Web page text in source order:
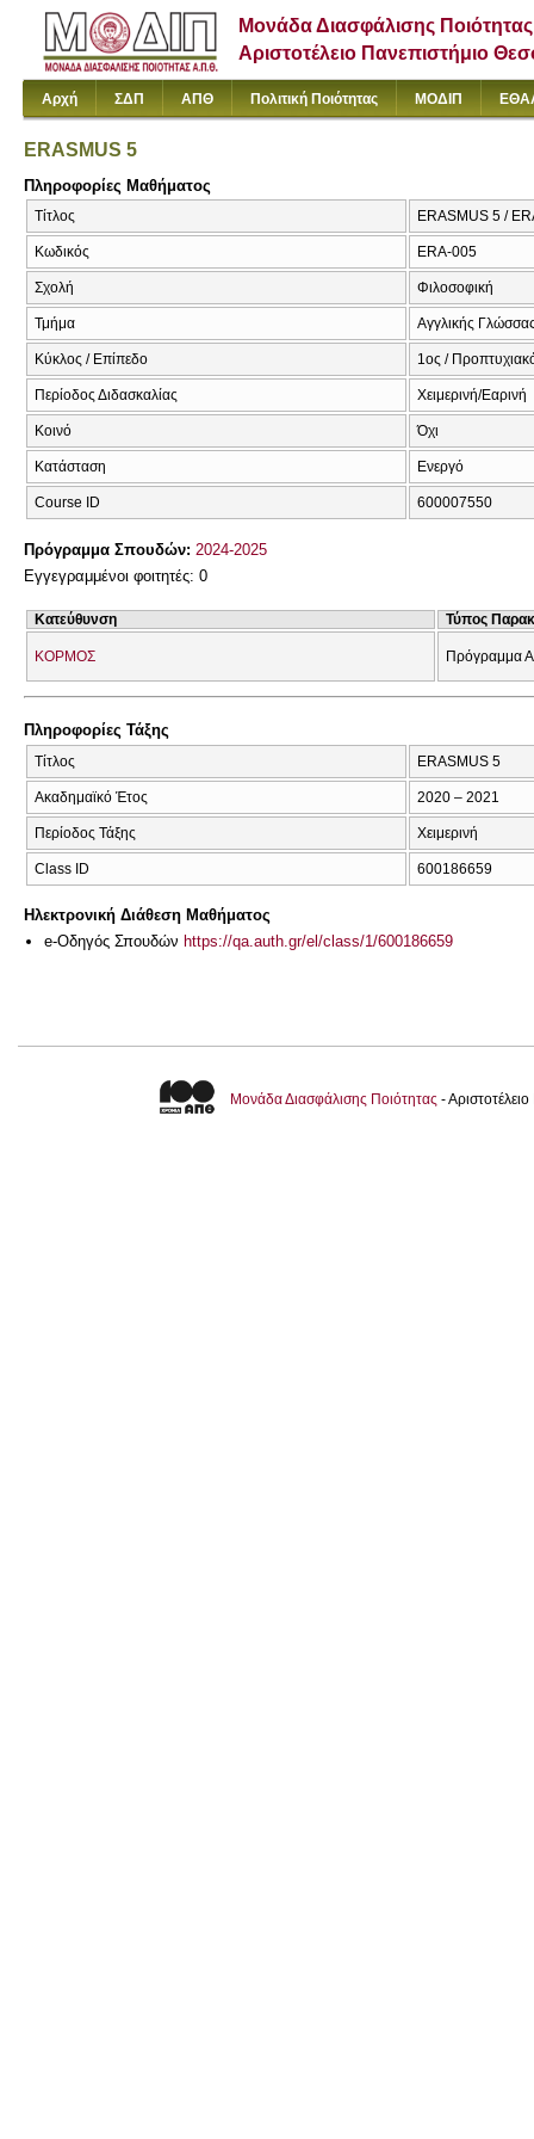
Μονάδα Διασφάλισης Ποιότητας
Αριστοτέλειο Πανεπιστήμιο
Αρχή ΣΔΠ ΑΠΘ Πολιτική Ποιότητας ΜΟΔΙΠ
ERASMUS 5
Πληροφορίες Μαθήματος
Τίτλος ERASMUS 5 /
Κωδικός ERA-005
Σχολή Φιλοσοφική
Τμήμα Αγγλικής
Κύκλος / Επίπεδο 1ος /
Περίοδος Διδασκαλίας Χειμερινή/Εαρινή
Κοινό Όχι
Κατάσταση Ενεργό
Course ID 600007550
Πρόγραμμα Σπουδών: 2024-2025
Εγγεγραμμένοι φοιτητές: 0
Κατεύθυνση Τύπος
ΚΟΡΜΟΣ Πρόγραμμα
Πληροφορίες Τάξης
Τίτλος ERASMUS 5
Ακαδημαϊκό Έτος 2020 – 2021
Περίοδος Τάξης Χειμερινή
Class ID 600186659
Ηλεκτρονική Διάθεση Μαθήματος
e-Οδηγός Σπουδών https://qa.auth.gr/el/class/1/600186659
Μονάδα Διασφάλισης Ποιότητας -